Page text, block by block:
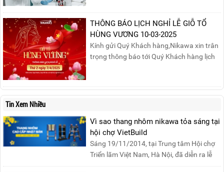
sản, giảm thiểu nguy cơ cháy nổ phòng thí
nghiệm.
THÔNG BÁO LỊCH NGHỈ LỄ GIỖ TỔ
HÙNG VƯƠNG 10-03-2025
Kính gửi Quý Khách hàng,Nikawa xin trân
trọng thông báo tới Quý Khách hàng lịch
07/04/2025, nhằm ngày Giỗ Tổ Hùng
Tin Xem Nhiều
Vì sao thang nhôm nikawa tỏa sáng tại
hội chợ VietBuild
Sáng 19/11/2014, tại Trung tâm Hội chợ
Triển lãm Việt Nam, Hà Nội, đã diễn ra lễ
khai mạc “Triể....